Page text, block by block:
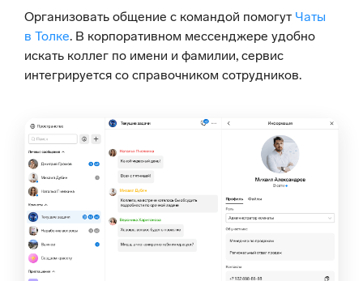
Организовать общение с командой помогут Чаты
в Толке. В корпоративном мессенджере удобно
искать коллег по имени и фамилии, сервис
интегрируется со справочником сотрудников.